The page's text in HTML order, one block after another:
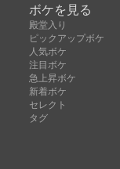
ボケを見る
殿堂入り
ピックアップボケ
人気ボケ
注目ボケ
急上昇ボケ
新着ボケ
セレクト
タグ